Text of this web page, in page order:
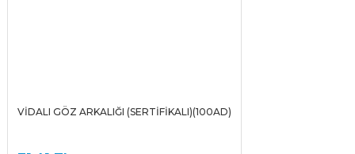
VİDALI GÖZ ARKALIĞI (SERTİFİKALI)(100AD)